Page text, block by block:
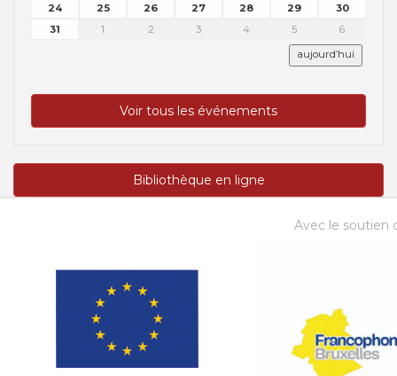
24
25 26 27 28 29
30
31
1 2 3 4 5 6
aujourd’hui
Voir tous les événements
Bibliothèque en ligne
Avec le soutien